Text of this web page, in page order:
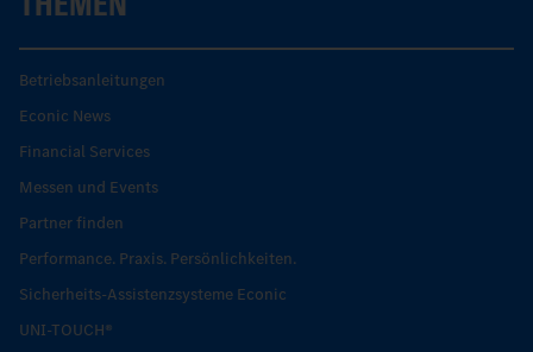
Betriebsanleitungen
Econic News
Financial Services
Messen und Events
Partner finden
Performance. Praxis. Persönlichkeiten.
Sicherheits-Assistenzsysteme Econic
UNI-TOUCH®